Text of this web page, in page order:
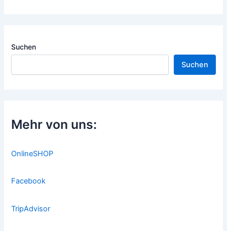
Suchen
Suchen
Mehr von uns:
OnlineSHOP
Facebook
TripAdvisor